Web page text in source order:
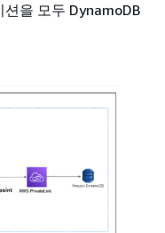
을 모두 DynamoDB